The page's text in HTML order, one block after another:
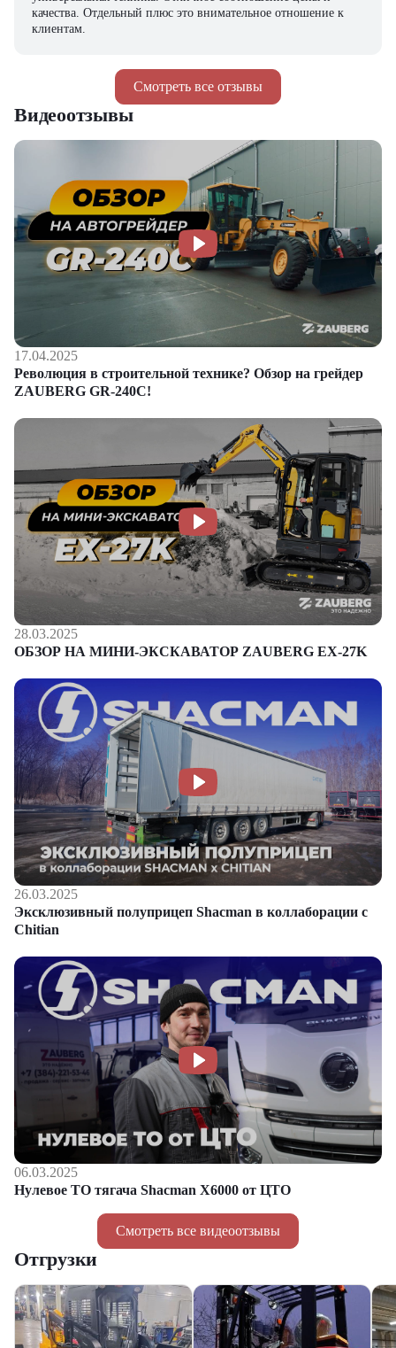
Смотреть все отзывы
качества. Отдельный плюс это внимательное отношение к
клиентам.
Смотреть все видеоотзывы
Видеоотзывы
17.04.2025
Революция в строительной технике? Обзор на грейдер
ZAUBERG GR-240C!
28.03.2025
ОБЗОР НА МИНИ-ЭКСКАВАТОР ZAUBERG EX-27K
26.03.2025
Эксклюзивный полуприцеп Shacman в коллаборации с
Chitian
06.03.2025
Нулевое ТО тягача Shacman Х6000 от ЦТО
Отгрузки